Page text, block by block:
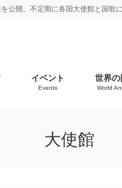
開。不定期に各国大使館と国歌
イベント
Events
世界の
World
大使館